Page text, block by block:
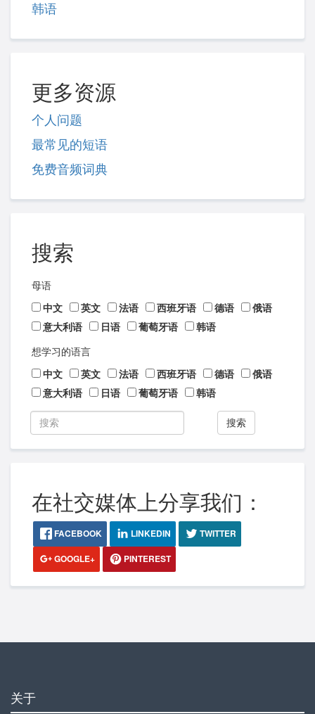
韩语
更多资源
个人问题
最常见的短语
免费音频词典
搜索
母语
中文
英文 法语 西班牙语 德语
俄语
意大利语
日语 葡萄牙语 韩语
想学习的语言
中文
英文 法语 西班牙语 德语
俄语
意大利语
日语 葡萄牙语 韩语
搜索
在社交媒体上分享我们：
FACEBOOK LINKEDIN
TWITTER
GOOGLE+
PINTEREST
关于